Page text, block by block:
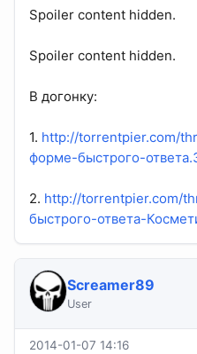
Spoiler content hidden.
Spoiler content hidden.
В догонку:
1. http://torrentpier.com/
форме-быстрого-
2. http://torrentpier.com/
быстрого-ответа-
Screamer89
User
2014-01-07 14:16